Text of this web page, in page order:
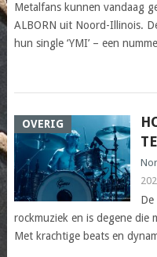
Metalfans kunnen vandaag
ALBORN uit Noord-Illinois.
hun single ‘YMI’ – een
OVERIG
rockmuziek en is degene die
Met krachtige beats en